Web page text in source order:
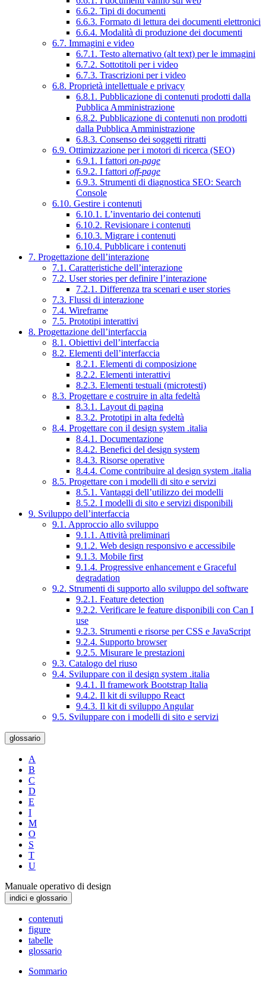
6.6.2. Tipi di documenti
6.6.3. Formato di lettura dei documenti elettronici
6.6.4. Modalità di produzione dei documenti
6.7. Immagini e video
6.7.1. Testo alternativo (alt text) per le immagini
6.7.2. Sottotitoli per i video
6.7.3. Trascrizioni per i video
6.8. Proprietà intellettuale e privacy
6.8.1. Pubblicazione di contenuti prodotti dalla
Pubblica Amministrazione
6.8.2. Pubblicazione di contenuti non prodotti
dalla Pubblica Amministrazione
6.8.3. Consenso dei soggetti ritratti
6.9. Ottimizzazione per i motori di ricerca (SEO)
6.9.1. I fattori on-page
6.9.2. I fattori off-page
6.9.3. Strumenti di diagnostica SEO: Search
Console
6.10. Gestire i contenuti
6.10.1. L’inventario dei contenuti
6.10.2. Revisionare i contenuti
6.10.3. Migrare i contenuti
6.10.4. Pubblicare i contenuti
7. Progettazione dell’interazione
7.1. Caratteristiche dell’interazione
7.2. User stories per definire l’interazione
7.2.1. Differenza tra scenari e user stories
7.3. Flussi di interazione
7.4. Wireframe
7.5. Prototipi interattivi
8. Progettazione dell’interfaccia
8.1. Obiettivi dell’interfaccia
8.2. Elementi dell’interfaccia
8.2.1. Elementi di composizione
8.2.2. Elementi interattivi
8.2.3. Elementi testuali (microtesti)
8.3. Progettare e costruire in alta fedeltà
8.3.1. Layout di pagina
8.3.2. Prototipi in alta fedeltà
8.4. Progettare con il design system .italia
8.4.1. Documentazione
8.4.2. Benefici del design system
8.4.3. Risorse operative
8.4.4. Come contribuire al design system .italia
8.5. Progettare con i modelli di sito e servizi
8.5.1. Vantaggi dell’utilizzo dei modelli
8.5.2. I modelli di sito e servizi disponibili
9. Sviluppo dell’interfaccia
9.1. Approccio allo sviluppo
9.1.1. Attività preliminari
9.1.2. Web design responsivo e accessibile
9.1.3. Mobile first
9.1.4. Progressive enhancement e Graceful
degradation
9.2. Strumenti di supporto allo sviluppo del software
9.2.1. Feature detection
9.2.2. Verificare le feature disponibili con Can I
use
9.2.3. Strumenti e risorse per CSS e JavaScript
9.2.4. Supporto browser
9.2.5. Misurare le prestazioni
9.3. Catalogo del riuso
9.4. Sviluppare con il design system .italia
9.4.1. Il framework Bootstrap Italia
9.4.2. Il kit di sviluppo React
9.4.3. Il kit di sviluppo Angular
9.5. Sviluppare con i modelli di sito e servizi
glossario
A
B
C
D
E
I
M
O
S
T
U
Manuale operativo di design
indici e glossario
contenuti
figure
tabelle
glossario
Sommario